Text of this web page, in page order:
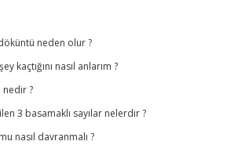
döküntü neden olur ?
kaçtığını nasıl anlarım ?
nedir ?
3 basamaklı sayılar nelerdir ?
nasıl davranmalı ?